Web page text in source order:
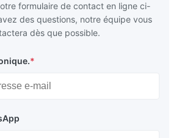
formulaire de contact en ligne ci-
des questions, notre équipe vous
dès que possible.
*